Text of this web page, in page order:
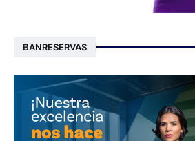
BANRESERVAS